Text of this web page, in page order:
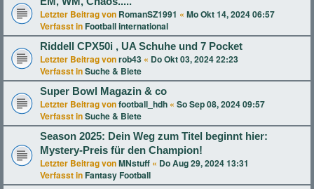
Letzter Beitrag von RomanSZ1991 « Mo Okt 14, 2024 06:57
Verfasst in Football international
Riddell CPX50i , UA Schuhe und 7 Pocket
Letzter Beitrag vonrob43 « Do Okt 03, 2024 22:23
Verfasst inSuche & Biete
Super Bowl Magazin & co
Letzter Beitrag vonfootball_hdh « So Sep 08, 2024 09:57
Verfasst inSuche & Biete
Season 2025: Dein Weg zum Titel beginnt hier:
Mystery-Preis für den Champion!
Letzter Beitrag vonMNstuff « Do Aug 29, 2024 13:31
Verfasst in Fantasy Football